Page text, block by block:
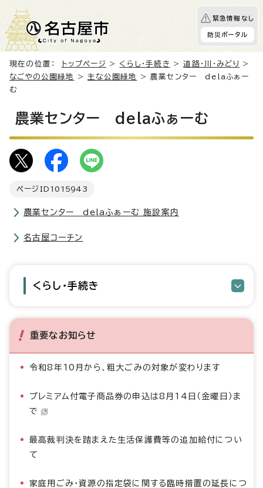
緊急情報なし
防災ポータル
現在の位置： トップページ > くらし・手続き >道路・川・みどり
>
なごやの公園緑地
>主な公園緑地
> 農業センター delaふぁー
む
農業センター delaふぁーむ
ページID 1015943
農業センター delaふぁーむ 施設案内
名古屋コーチン
くらし・手続き
重要なお知らせ
令和8年10月から、粗大ごみの対象が変わります
プレミアム付電子商品券の申込は8月14日（金曜日）ま
で
最高裁判決を踏まえた生活保護費等の追加給付につい
て
家庭用ごみ・資源の指定袋に関する臨時措置の延長につ